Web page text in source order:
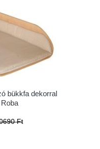
bükkfa dekorral
Ft